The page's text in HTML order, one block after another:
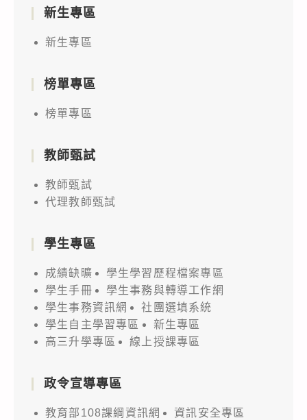
新生專區
新生專區
榜單專區
榜單專區
教師甄試
教師甄試
代理教師甄試
學生專區
成績缺曠
學生學習歷程檔案專區
學生手冊
學生事務與轉導工作網
學生事務資訊網
社團選填系統
學生自主學習專區
新生專區
高三升學專區
線上授課專區
政令宣導專區
教育部108課綱資訊網 資訊安全專區